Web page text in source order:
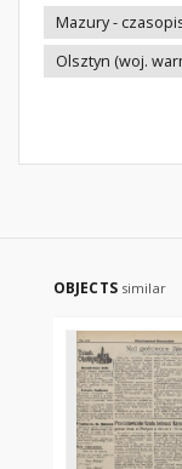
Mazury -
Olsztyn (woj.
OBJECTS similar